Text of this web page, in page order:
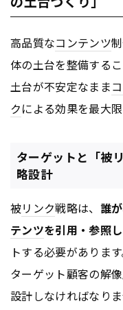
高品質なコンテンツ
体の土台を整備するこ
土台が不安定なまま
クによる効果を最大
ターゲットと「被
略設計
被リンク戦略は、 誰
テンツを引用・参照
トする必要がありま
ターゲット顧客の解像
設計しなければなりま